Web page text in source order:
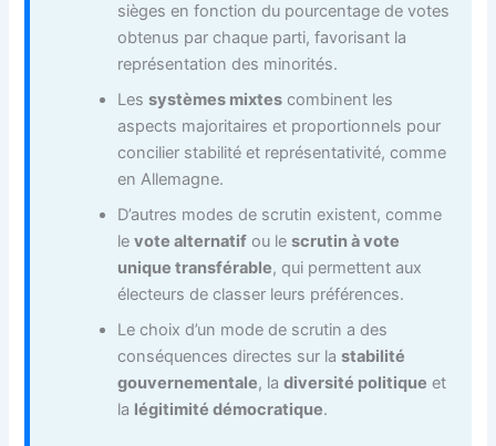
sièges en fonction du pourcentage de votes
obtenus par chaque parti, favorisant la
représentation des minorités.
Lessystèmes mixtes combinent les
aspects majoritaires et proportionnels pour
concilier stabilité et représentativité, comme
en Allemagne.
D’autres modes de scrutin existent, comme
levote alternatif ou lescrutin à vote
unique transférable, qui permettent aux
électeurs de classer leurs préférences.
Le choix d’un mode de scrutin a des
conséquences directes sur lastabilité
gouvernementale, ladiversité politique et
la légitimité démocratique.